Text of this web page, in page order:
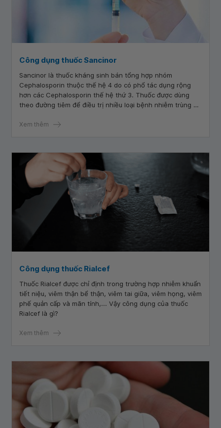
Công dụng thuốc Sancinor
Sancinor là thuốc kháng sinh bán tổng hợp nhóm
Cephalosporin thuộc thế hệ 4 do có phổ tác dụng rộng
hơn các Cephalosporin thế hệ thứ 3. Thuốc được dùng
theo đường tiêm để điều trị nhiều loại bệnh nhiễm trùng do
thành tế bào của vi khuẩn.
Xem thêm
Công dụng thuốc Rialcef
Thuốc Rialcef được chỉ định trong trường hợp nhiễm khuẩn
tiết niệu, viêm thận bể thận, viêm tai giữa, viêm họng, viêm
phế quản cấp và mãn tính,... Vậy công dụng của thuốc
Rialcef là gì?
Xem thêm